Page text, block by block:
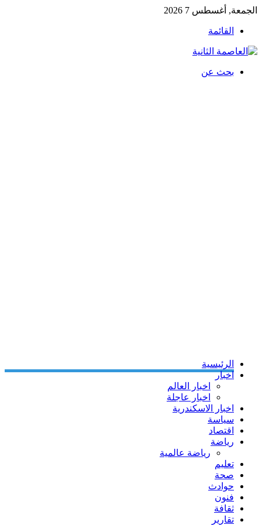
الجمعة, أغسطس 7 2026
القائمة
بحث عن
الرئيسية
اخبار
اخبار العالم
اخبار عاجلة
اخبار الاسكندرية
سياسة
اقتصاد
رياضة
رياضة عالمية
تعليم
صحة
حوادث
فنون
ثقافة
تقارير